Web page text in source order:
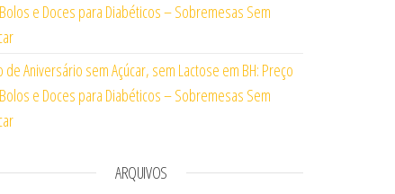
Bolos e Doces para Diabéticos – Sobremesas Sem
de Aniversário sem Açúcar, sem Lactose em BH: Preço
Bolos e Doces para Diabéticos – Sobremesas Sem
ARQUIVOS